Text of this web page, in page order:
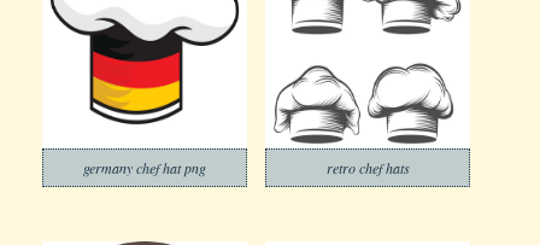
germany chef hat png retro chef hats